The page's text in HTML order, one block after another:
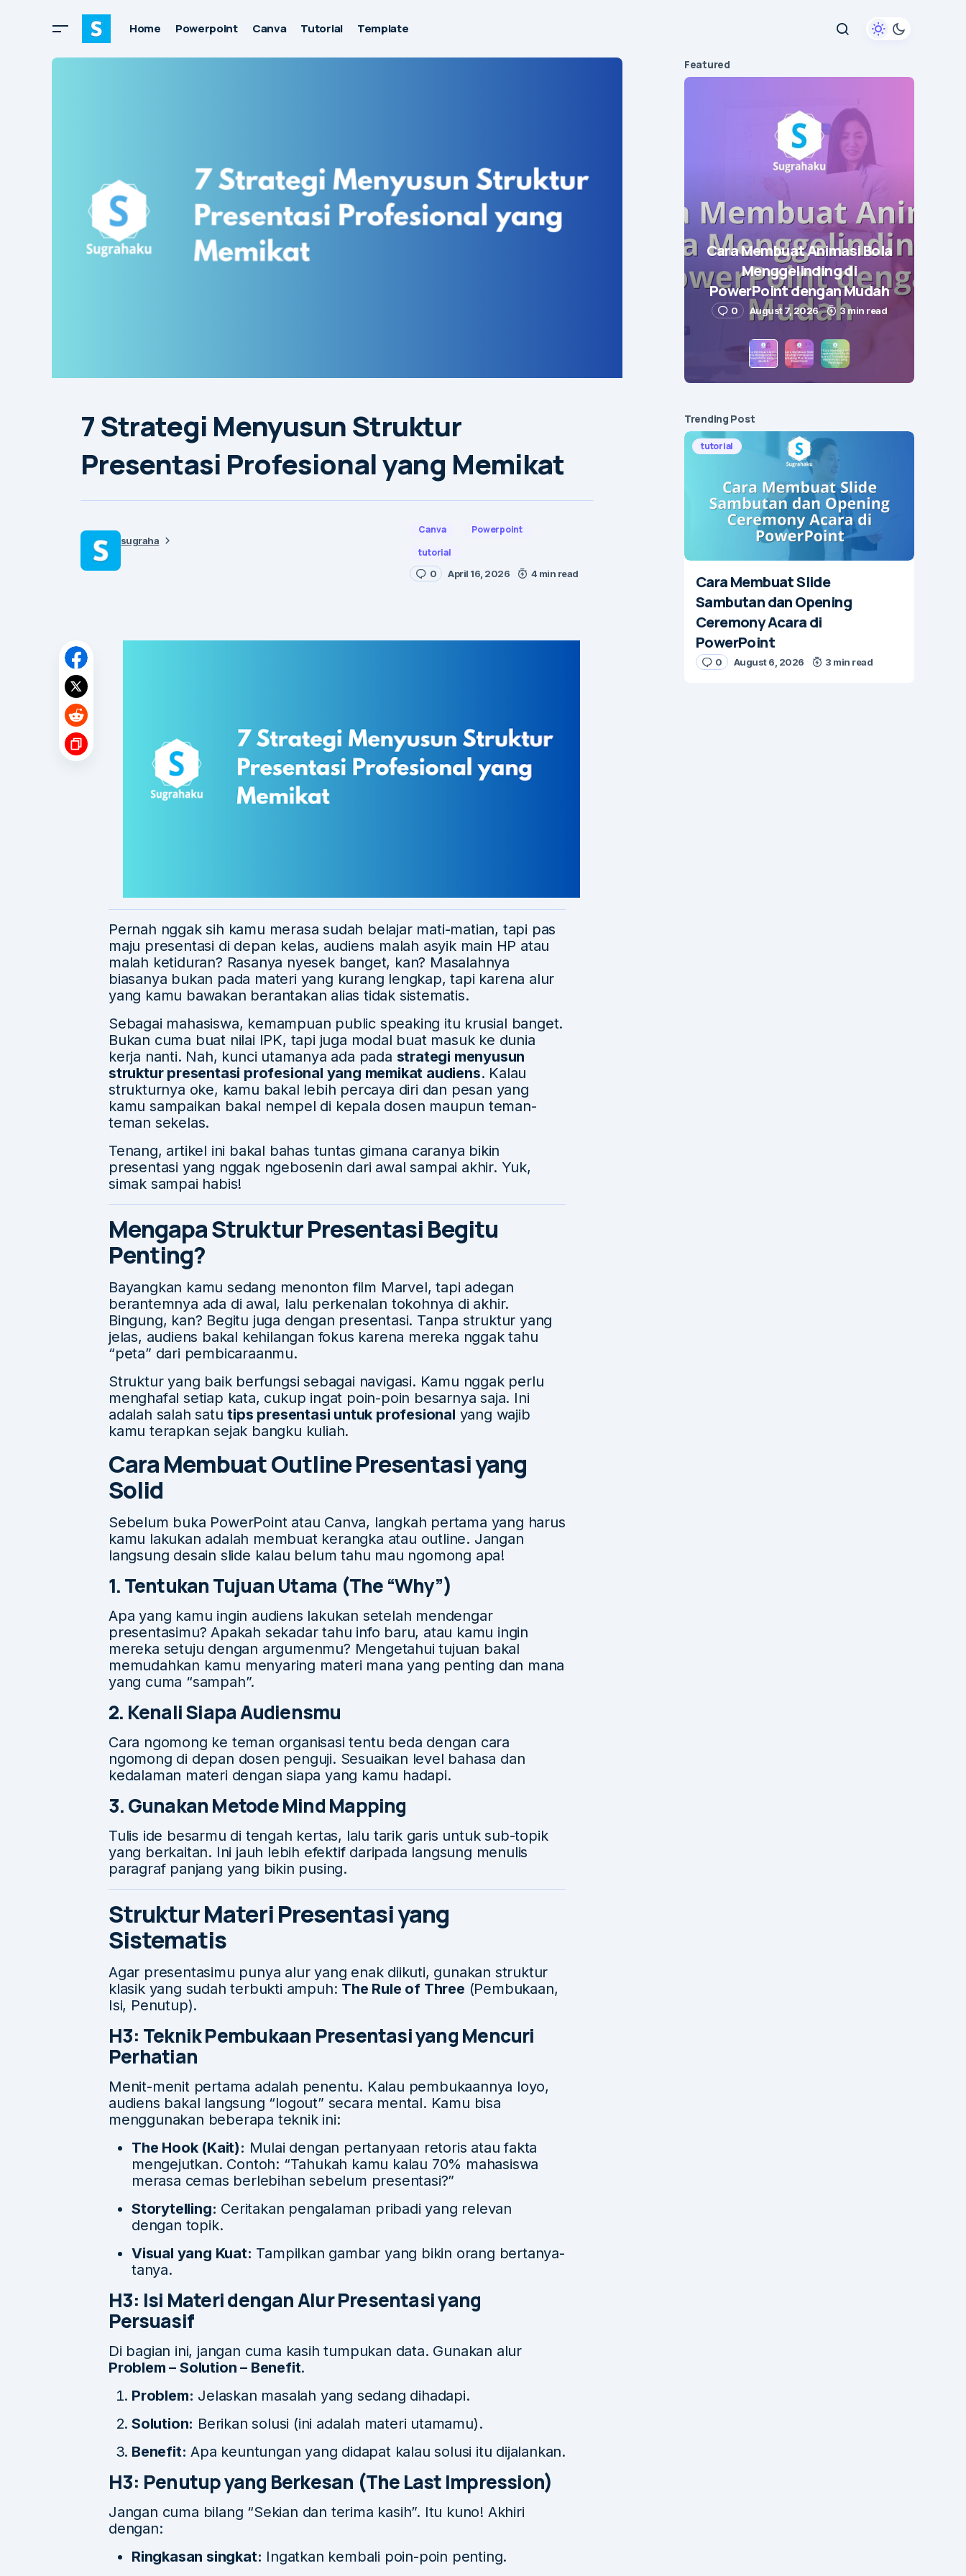
Home Powerpoint Canva Tutorial Template
7 Strategi Menyusun Struktur
Presentasi Profesional yang Memikat
sugraha
Canva
Powerpoint
tutorial
0 April 16, 2026 4 min read
Pernah nggak sih kamu merasa sudah belajar mati-matian, tapi pas
maju presentasi di depan kelas, audiens malah asyik main HP atau
malah ketiduran? Rasanya nyesek banget, kan? Masalahnya
biasanya bukan pada materi yang kurang lengkap, tapi karena alur
yang kamu bawakan berantakan alias tidak sistematis.
Sebagai mahasiswa, kemampuan public speaking itu krusial banget.
Bukan cuma buat nilai IPK, tapi juga modal buat masuk ke dunia
kerja nanti. Nah, kunci utamanya ada pada strategi menyusun
struktur presentasi profesional yang memikat audiens. Kalau
strukturnya oke, kamu bakal lebih percaya diri dan pesan yang
kamu sampaikan bakal nempel di kepala dosen maupun teman-
teman sekelas.
Tenang, artikel ini bakal bahas tuntas gimana caranya bikin
presentasi yang nggak ngebosenin dari awal sampai akhir. Yuk,
simak sampai habis!
Mengapa Struktur Presentasi Begitu
Penting?
Bayangkan kamu sedang menonton film Marvel, tapi adegan
berantemnya ada di awal, lalu perkenalan tokohnya di akhir.
Bingung, kan? Begitu juga dengan presentasi. Tanpa struktur yang
jelas, audiens bakal kehilangan fokus karena mereka nggak tahu
“peta” dari pembicaraanmu.
Struktur yang baik berfungsi sebagai navigasi. Kamu nggak perlu
menghafal setiap kata, cukup ingat poin-poin besarnya saja. Ini
adalah salah satutips presentasi untuk profesional yang wajib
kamu terapkan sejak bangku kuliah.
Cara Membuat Outline Presentasi yang
Solid
Sebelum buka PowerPoint atau Canva, langkah pertama yang harus
kamu lakukan adalah membuat kerangka atau outline. Jangan
langsung desain slide kalau belum tahu mau ngomong apa!
1. Tentukan Tujuan Utama (The “Why”)
Apa yang kamu ingin audiens lakukan setelah mendengar
presentasimu? Apakah sekadar tahu info baru, atau kamu ingin
mereka setuju dengan argumenmu? Mengetahui tujuan bakal
memudahkan kamu menyaring materi mana yang penting dan mana
yang cuma “sampah”.
2. Kenali Siapa Audiensmu
Cara ngomong ke teman organisasi tentu beda dengan cara
ngomong di depan dosen penguji. Sesuaikan level bahasa dan
kedalaman materi dengan siapa yang kamu hadapi.
3. Gunakan Metode Mind Mapping
Tulis ide besarmu di tengah kertas, lalu tarik garis untuk sub-topik
yang berkaitan. Ini jauh lebih efektif daripada langsung menulis
paragraf panjang yang bikin pusing.
Struktur Materi Presentasi yang
Sistematis
Agar presentasimu punya alur yang enak diikuti, gunakan struktur
klasik yang sudah terbukti ampuh: The Rule of Three (Pembukaan,
Isi, Penutup).
H3: Teknik Pembukaan Presentasi yang Mencuri
Perhatian
Menit-menit pertama adalah penentu. Kalau pembukaannya loyo,
audiens bakal langsung “logout” secara mental. Kamu bisa
menggunakan beberapa teknik ini:
The Hook (Kait): Mulai dengan pertanyaan retoris atau fakta
mengejutkan. Contoh: “Tahukah kamu kalau 70% mahasiswa
merasa cemas berlebihan sebelum presentasi?”
Storytelling: Ceritakan pengalaman pribadi yang relevan
dengan topik.
Visual yang Kuat: Tampilkan gambar yang bikin orang bertanya-
tanya.
H3: Isi Materi dengan Alur Presentasi yang
Persuasif
Di bagian ini, jangan cuma kasih tumpukan data. Gunakan alur
Problem – Solution – Benefit.
Problem: Jelaskan masalah yang sedang dihadapi.
Solution: Berikan solusi (ini adalah materi utamamu).
Benefit: Apa keuntungan yang didapat kalau solusi itu dijalankan.
H3: Penutup yang Berkesan (The Last Impression)
Jangan cuma bilang “Sekian dan terima kasih”. Itu kuno! Akhiri
dengan:
Ringkasan singkat: Ingatkan kembali poin-poin penting.
Featured
Cara Membuat Animasi Bola
Menggelinding di
PowerPoint dengan Mudah
0 August 7, 2026 3 min read
Trending Post
tutorial
Cara Membuat Slide
Sambutan dan Opening
Ceremony Acara di
PowerPoint
0 August 6, 2026 3 min read